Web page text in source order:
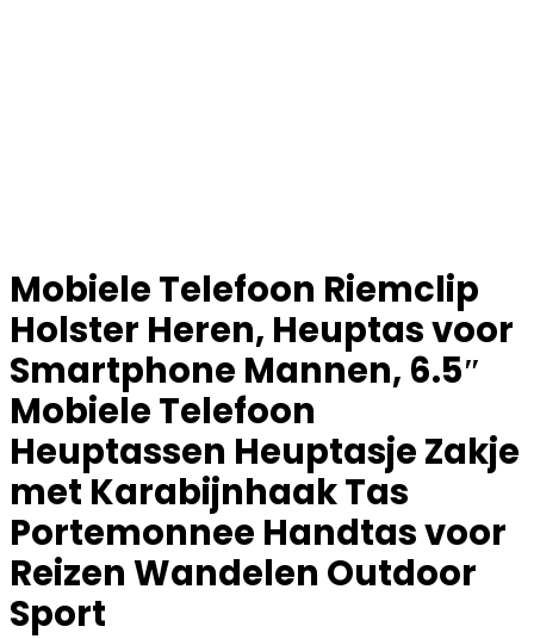
Mobiele Telefoon Riemclip
Holster Heren, Heuptas voor
Smartphone Mannen, 6.5″
Mobiele Telefoon
Heuptassen Heuptasje Zakje
met Karabijnhaak Tas
Portemonnee Handtas voor
Reizen Wandelen Outdoor
Sport